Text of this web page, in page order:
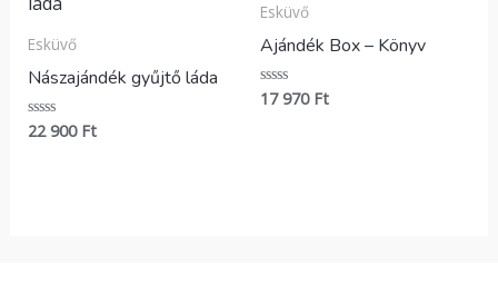
Esküvő
Nászajándék gyűjtő láda
Értékelés:
22 900 Ft
Esküvő
Ajándék Box – Könyv
Értékelés:
17 970 Ft